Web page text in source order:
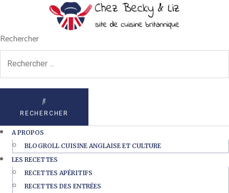
Rechercher
RECHERCHER
A PROPOS
BLOGROLL CUISINE ANGLAISE ET CULTURE
LES RECETTES
RECETTES APÉRITIFS
RECETTES DES ENTRÉES